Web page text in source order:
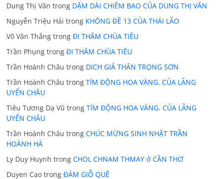
Dung Thị Vân trong DẶM DÀI CHIÊM BAO CỦA DUNG THỊ VÂN
Nguyễn Triệu Hải trong KHÔNG ĐỀ 13 CỦA THÁI LÃO
Võ Văn Thắng trongĐI THĂM CHÙA TIÊU
Trần Phụng trongĐI THĂM CHÙA TIÊU
Trần Hoành Châu trong DICH GIẢ THÂN TRỌNG SƠN
Trần Hoành Châu trongTÍM ĐỘNG HOA VÀNG. CỦA LÃNG
UYỂN CHÂU
Tiêu Tương Dạ Vũ trongTÍM ĐỘNG HOA VÀNG. CỦA LÃNG
UYỂN CHÂU
Trần Hoành Châu trongCHÚC MỪNG SINH NHẬT TRẦN
HOÀNH HÀ
Ly Duy Huynh trongCHOL CHNAM THMAY ở CẦN THƠ
Duyen Cao trongĐÁM GIỖ QUÊ